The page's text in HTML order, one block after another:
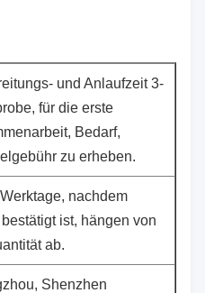
und Anlaufzeit 3-
für die erste
Bedarf,
zu erheben.
nachdem
ist, hängen von
ab.
Shenzhen